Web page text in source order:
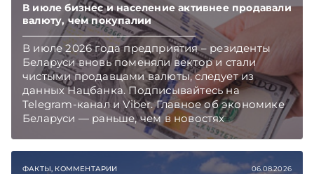
В июле бизнес и население активнее продавали
валюту, чем покупалии
В июле 2026 года предприятия – резиденты
Беларуси вновь поменяли вектор и стали
чистыми продавцами валюты, следует из
данных Нацбанка. Подписывайтесь на
Telegram‑канал и Viber. Главное об экономике
Беларуси — раньше, чем в новостях
ФАКТЫ, КОММЕНТАРИИ 06.08.2026